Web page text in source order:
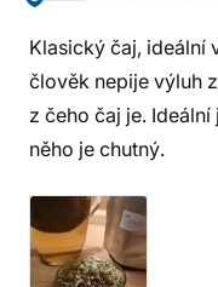
Klasický čaj, ideální
člověk nepije výluh
z čeho čaj je.
něho je chutný.